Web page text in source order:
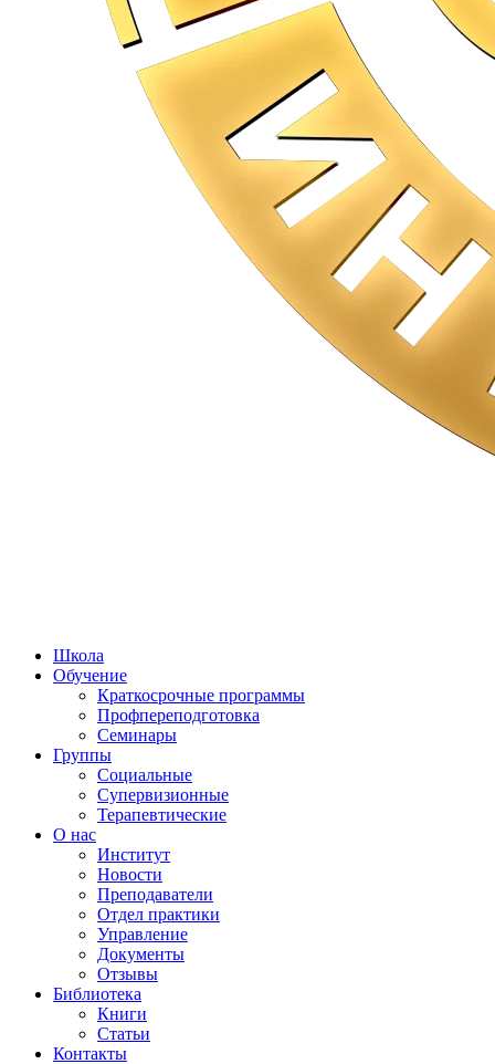
Школа
Обучение
Краткосрочные программы
Профпереподготовка
Семинары
Группы
Социальные
Супервизионные
Терапевтические
О нас
Институт
Новости
Преподаватели
Отдел практики
Управление
Документы
Отзывы
Библиотека
Книги
Статьи
Контакты